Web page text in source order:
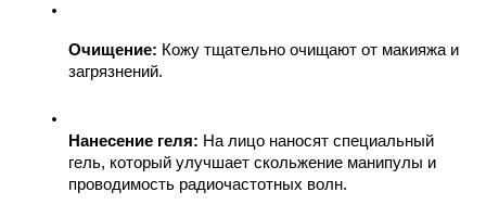
Очищение: Кожу тщательно очищают от макияжа и
загрязнений.
Нанесение геля: На лицо наносят специальный
гель, который улучшает скольжение манипулы и
проводимость радиочастотных волн.